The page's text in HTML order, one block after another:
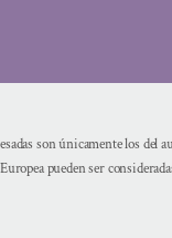
son únicamente los del
pueden ser